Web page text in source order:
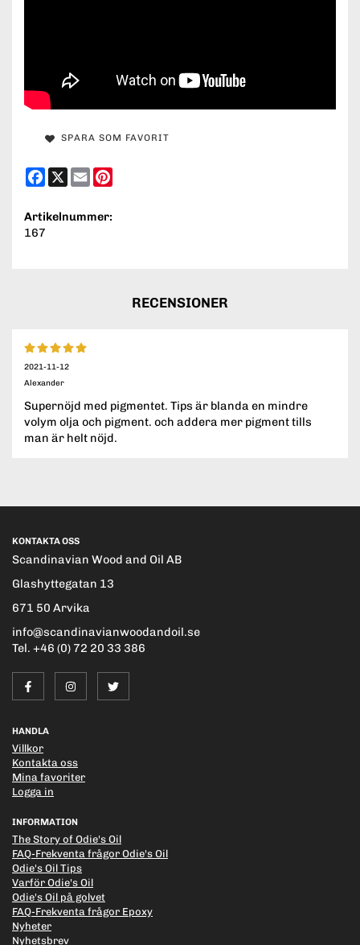
SPARA SOM FAVORIT
Facebook
X Email
Artikelnummer:
167
RECENSIONER
2021-11-12
Alexander
Supernöjd med pigmentet. Tips är blanda en mindre
volym olja och pigment. och addera mer pigment tills
man är helt nöjd.
KONTAKTA OSS
Scandinavian Wood and Oil AB
Glashyttegatan 13
671 50 Arvika
info@scandinavianwoodandoil.se
Tel. +46 (0) 72 20 33 386
HANDLA
Villkor
Kontakta oss
Mina favoriter
Logga in
INFORMATION
The Story of Odie's Oil
FAQ-Frekventa frågor Odie's Oil
Odie's Oil Tips
Varför Odie's Oil
Odie's Oil på golvet
FAQ-Frekventa frågor Epoxy
Nyheter
Nyhetsbrev